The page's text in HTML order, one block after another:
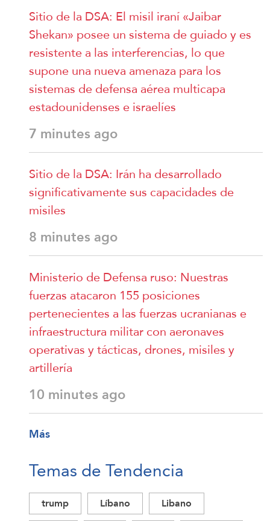
Sitio de la DSA: El misil iraní «Jaibar
Shekan» posee un sistema de guiado y es
resistente a las interferencias, lo que
supone una nueva amenaza para los
sistemas de defensa aérea multicapa
estadounidenses e israelíes
7 minutes ago
Sitio de la DSA: Irán ha desarrollado
significativamente sus capacidades de
misiles
8 minutes ago
Ministerio de Defensa ruso: Nuestras
fuerzas atacaron 155 posiciones
pertenecientes a las fuerzas ucranianas e
infraestructura militar con aeronaves
operativas y tácticas, drones, misiles y
artillería
10 minutes ago
Más
Temas de Tendencia
trump Líbano
Libano